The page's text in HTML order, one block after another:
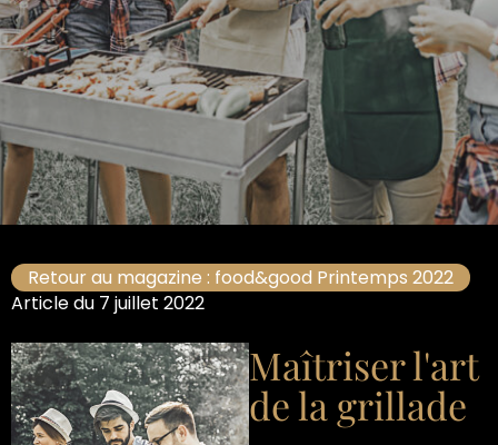
Retour au magazine : food&good Printemps 2022
Article du 7 juillet 2022
Maîtriser l'art
de la grillade